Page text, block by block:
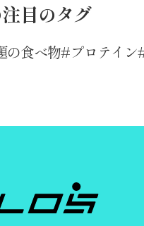
目のタグ
の食べ物 プロテイン